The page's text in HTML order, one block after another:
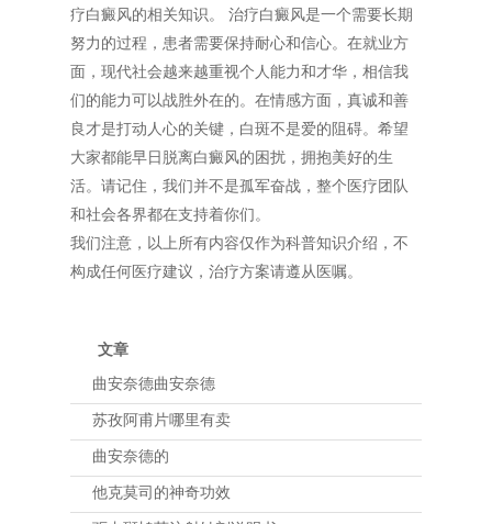
疗白癜风的相关知识。 治疗白癜风是一个需要长期
努力的过程，患者需要保持耐心和信心。在就业方
面，现代社会越来越重视个人能力和才华，相信我
们的能力可以战胜外在的。在情感方面，真诚和善
良才是打动人心的关键，白斑不是爱的阻碍。希望
大家都能早日脱离白癜风的困扰，拥抱美好的生
活。请记住，我们并不是孤军奋战，整个医疗团队
和社会各界都在支持着你们。
我们注意，以上所有内容仅作为科普知识介绍，不
构成任何医疗建议，治疗方案请遵从医嘱。
文章
曲安奈德曲安奈德
苏孜阿甫片哪里有卖
曲安奈德的
他克莫司的神奇功效